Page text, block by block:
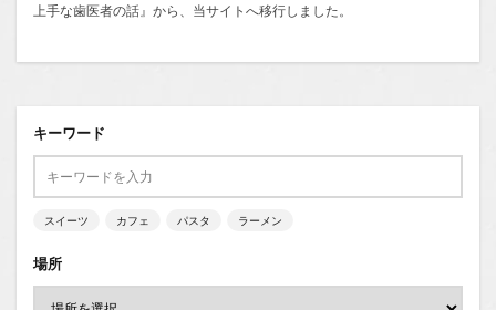
上手な歯医者の話 』から、当サイトへ移行しました。
キーワード
スイーツ カフェ パスタ ラーメン
場所